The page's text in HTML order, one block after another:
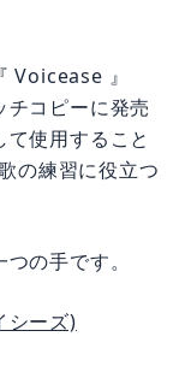
Voicease 』
チコピーに発売
使用すること
の練習に役立つ
の手です。
シーズ)